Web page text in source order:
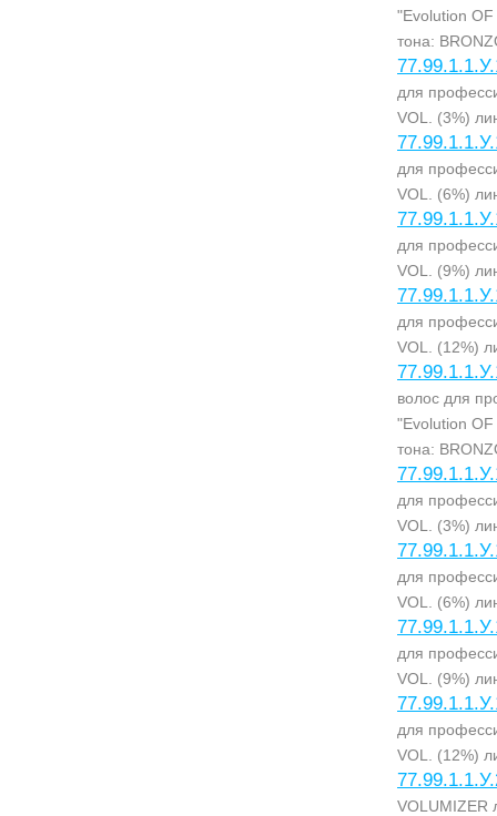
"Evolution
тона:
для
VOL. (3%)
для
VOL. (6%)
для
VOL. (9%)
для
VOL. (12%)
волос для
"Evolution
тона:
для
VOL. (3%)
для
VOL. (6%)
для
VOL. (9%)
для
VOL. (12%)
VOLUMIZER